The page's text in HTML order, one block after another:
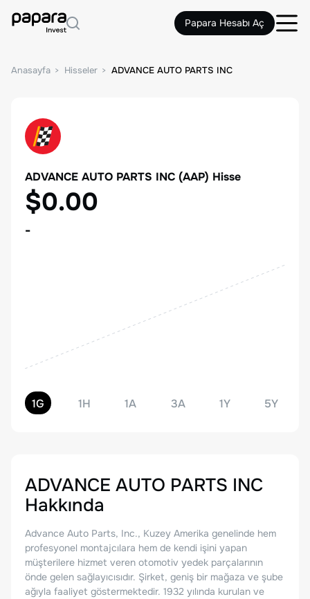
Papara Hesabı Aç
Anasayfa Hisseler ADVANCE AUTO PARTS INC
ADVANCE AUTO PARTS INC (AAP) Hisse
$0.00
-
1G 1H 1A 3A 1Y 5Y
ADVANCE AUTO PARTS INC
Hakkında
Advance Auto Parts, Inc., Kuzey Amerika genelinde hem
profesyonel montajcılara hem de kendi işini yapan
müşterilere hizmet veren otomotiv yedek parçalarının
önde gelen sağlayıcısıdır. Şirket, geniş bir mağaza ve şube
ağıyla faaliyet göstermektedir. 1932 yılında kurulan ve